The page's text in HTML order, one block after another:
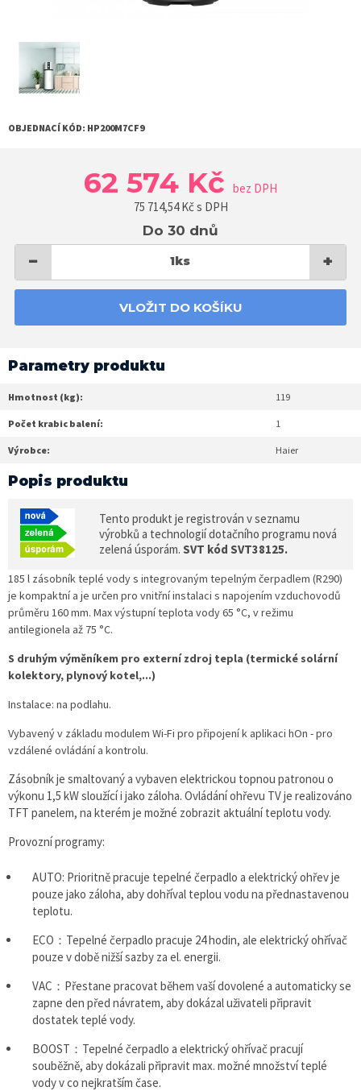
OBJEDNACÍ KÓD: HP200M7CF9
62 574 Kč bez DPH
75 714,54Kč s DPH
Do 30 dnů
− 1ks +
VLOŽIT DO KOŠÍKU
Parametry produktu
Hmotnost (kg): 119
Počet krabic balení: 1
Výrobce: Haier
Popis produktu
Tento produkt je registrován v seznamu
výrobků a technologií dotačního programu nová
zelená úsporám. SVT kód SVT38125.
185 l zásobník teplé vody s integrovaným tepelným čerpadlem (R290)
je kompaktní a je určen pro vnitřní instalaci s napojením vzduchovodů
průměru 160 mm. Max výstupní teplota vody 65 °C, v režimu
antilegionela až 75 °C.
S druhým výměníkem pro externí zdroj tepla (termické solární
kolektory, plynový kotel,...)
Instalace: na podlahu.
Vybavený v základu modulem Wi-Fi pro připojení k aplikaci hOn - pro
vzdálené ovládání a kontrolu.
Zásobník je smaltovaný a vybaven elektrickou topnou patronou o
výkonu 1,5 kW sloužící i jako záloha. Ovládání ohřevu TV je realizováno
TFT panelem, na kterém je možné zobrazit aktuální teplotu vody.
Provozní programy:
AUTO: Prioritně pracuje tepelné čerpadlo a elektrický ohřev je
pouze jako záloha, aby dohříval teplou vodu na přednastavenou
teplotu.
ECO：Tepelné čerpadlo pracuje 24 hodin, ale elektrický ohřívač
pouze v době nižší sazby za el. energii.
VAC：Přestane pracovat během vaší dovolené a automaticky se
zapne den před návratem, aby dokázal uživateli připravit
dostatek teplé vody.
BOOST：Tepelné čerpadlo a elektrický ohřívač pracují
souběžně, aby dokázali připravit max. možné množství teplé
vody v co nejkratším čase.